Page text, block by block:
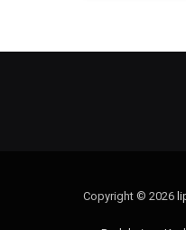
Copyright © 2026